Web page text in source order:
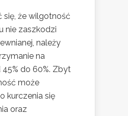
się, że wilgotność
nie zaszkodzi
należy
na
do 60%. Zbyt
może
kurczenia się
oraz